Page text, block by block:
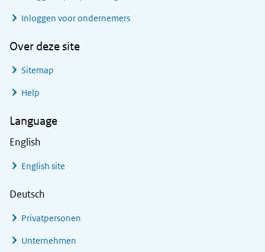
Inloggen voor ondernemers
Over deze site
Sitemap
Help
Language
English
English site
Deutsch
Privatpersonen
Unternehmen